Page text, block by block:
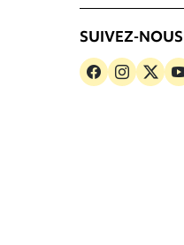
SUIVEZ-NOUS